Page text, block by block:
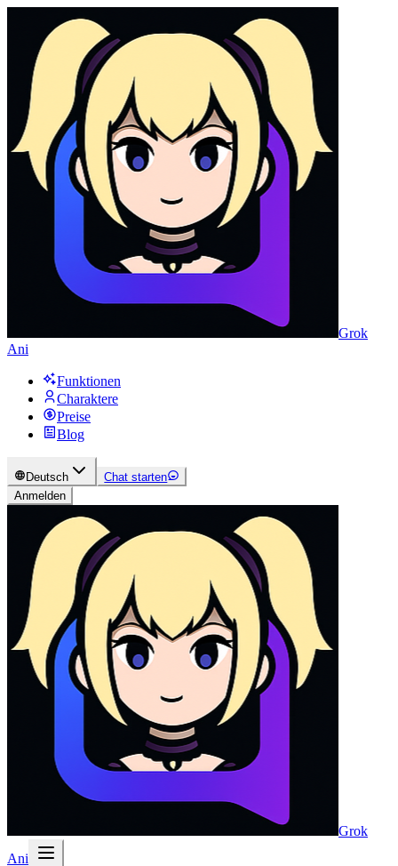
Grok
Ani
Funktionen
Charaktere
Preise
Blog
Deutsch
Chat starten
Anmelden
Grok
Ani